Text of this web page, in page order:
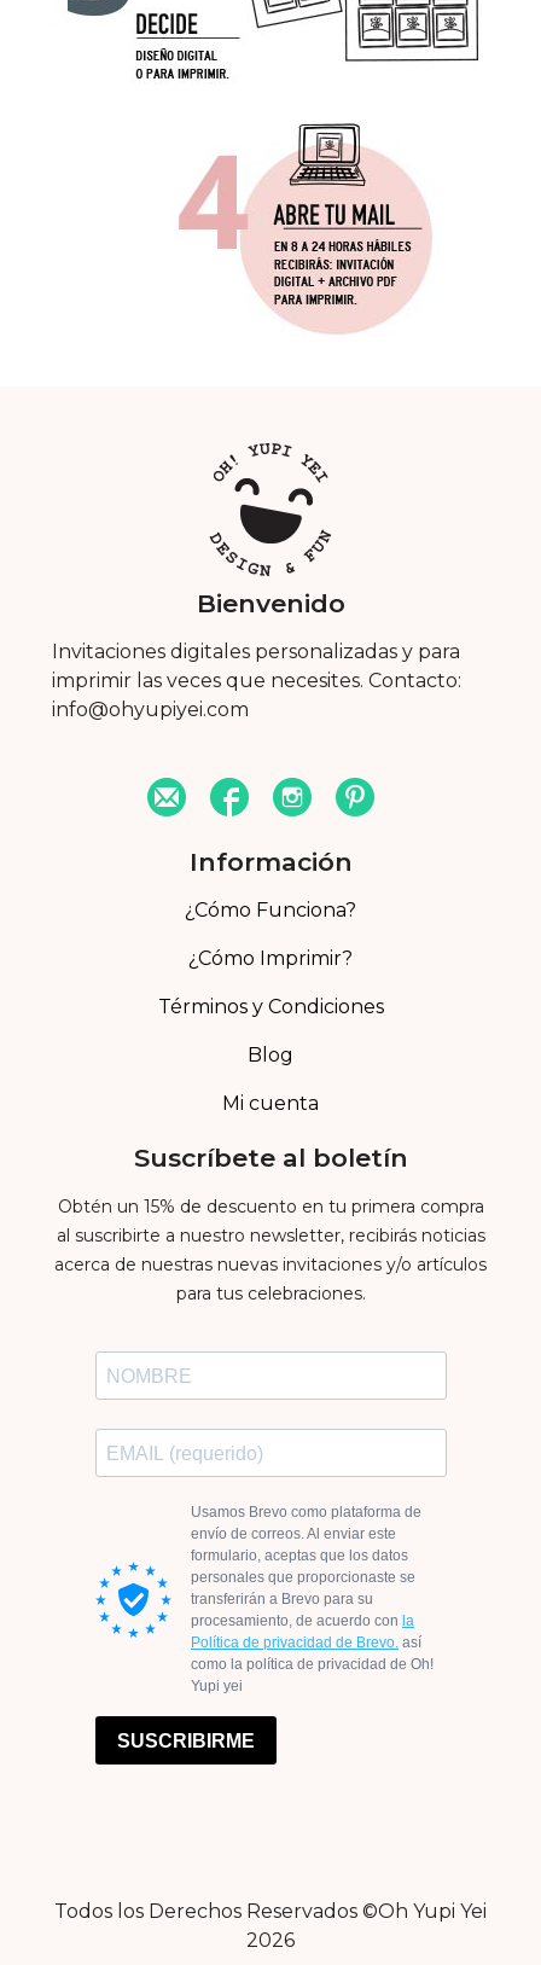
Bienvenido
Invitaciones digitales personalizadas y para
imprimir las veces que necesites. Contacto:
info@ohyupiyei.com
Información
¿Cómo Funciona?
¿Cómo Imprimir?
Términos y Condiciones
Blog
Mi cuenta
Suscríbete al boletín
Obtén un 15% de descuento en tu primera compra
al suscribirte a nuestro newsletter, recibirás noticias
acerca de nuestras nuevas invitaciones y/o artículos
para tus celebraciones.
Todos los Derechos Reservados ©Oh Yupi Yei
2026